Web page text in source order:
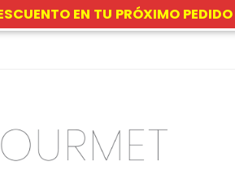
EN TU PRÓXIMO